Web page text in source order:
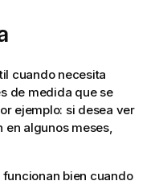
cuando necesita
de medida que se
ejemplo: si desea ver
en algunos meses,
bien cuando